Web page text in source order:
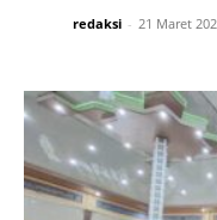
redaksi - 21 Maret